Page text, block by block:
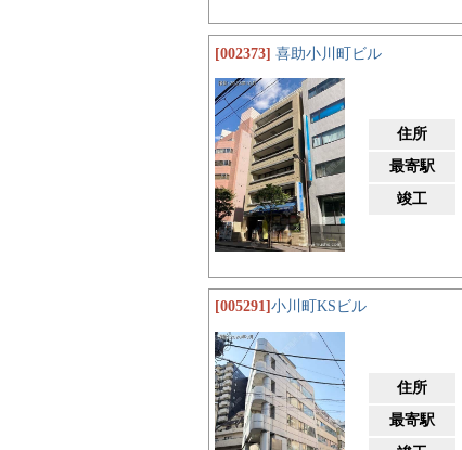
[002373] 喜助小川町ビル
住所
最寄駅
竣工
[005291] 小川町KSビル
住所
最寄駅